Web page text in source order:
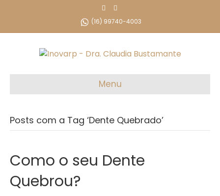
c
e
b
k
s
t
a
a
(16) 99740-4003
Menu
Posts com a Tag ‘Dente Quebrado’
Como o seu Dente
Quebrou?